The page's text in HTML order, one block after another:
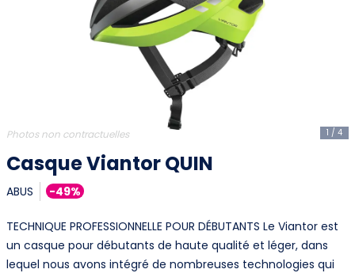
1 / 4
Photos non contractuelles
Casque Viantor QUIN
ABUS -49%
TECHNIQUE PROFESSIONNELLE POUR DÉBUTANTS Le Viantor est
un casque pour débutants de haute qualité et léger, dans
lequel nous avons intégré de nombreuses technologies qui